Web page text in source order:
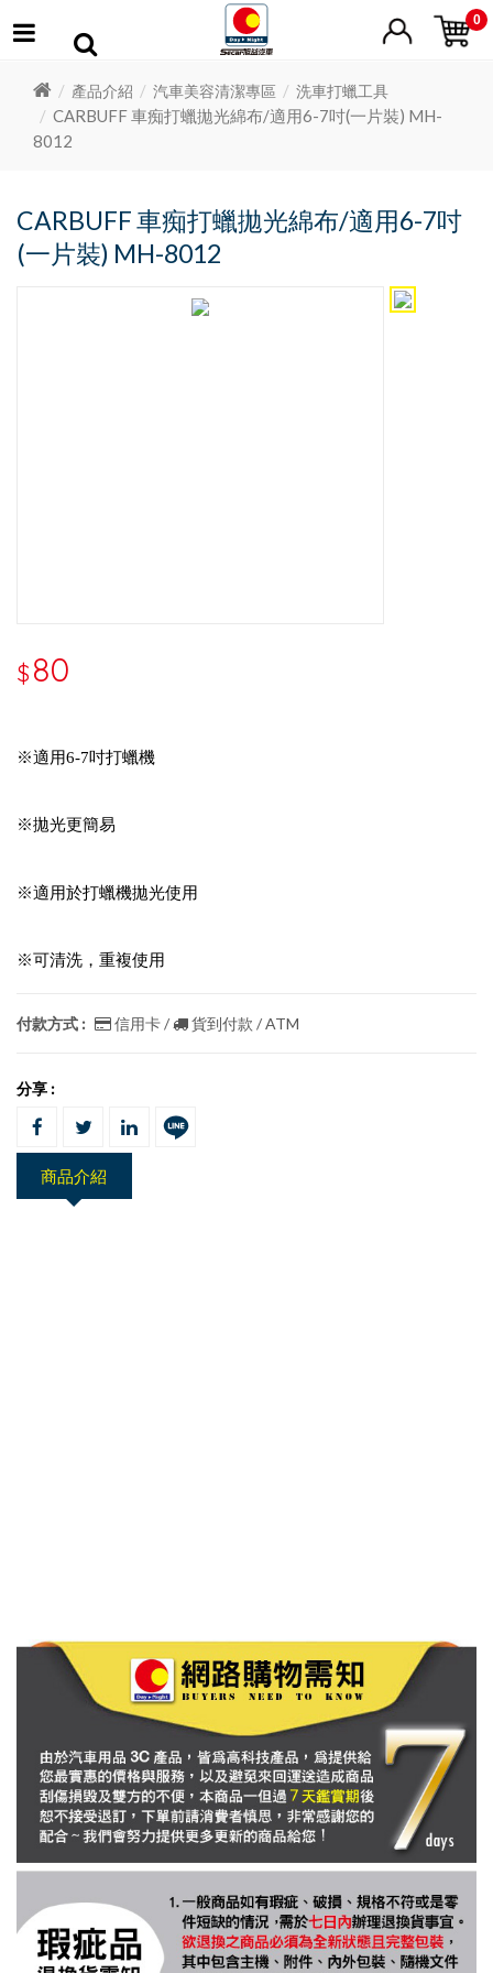
0
產品介紹 汽車美容清潔專區 洗車打蠟工具
CARBUFF 車痴打蠟拋光綿布/適用6-7吋(一片裝) MH-
8012
CARBUFF 車痴打蠟拋光綿布/適用6-7吋
(一片裝) MH-8012
$80
※適用6-7吋打蠟機
※拋光更簡易
※適用於打蠟機拋光使用
※可清洗，重複使用
付款方式 : 信用卡 / 貨到付款 / ATM
分享 :
商品介紹